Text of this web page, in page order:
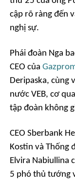
cập rõ ràng đến
nghị sự.
Phái đoàn Nga
CEO của
Deripaska, cùng
nước VEB, cơ
tập đoàn không
CEO Sberbank
Kostin và Thống
Elvira Nabiullina
5 phó thủ tướng